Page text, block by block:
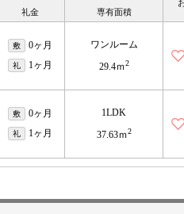
礼金 専有面積
敷 0ヶ月
礼 1ヶ月
ワンルーム
29.4ｍ2
敷 0ヶ月
礼 1ヶ月
1LDK
37.63ｍ2